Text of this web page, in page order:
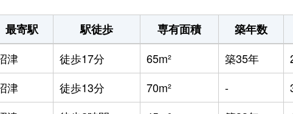
最寄駅 駅徒歩 専有面積 築年数
津 徒歩17分 65m² 築35年
津 徒歩13分 70m² -